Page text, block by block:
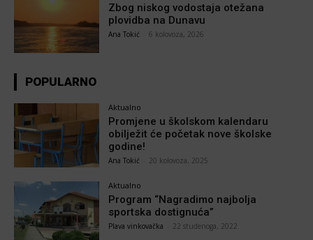
Zbog niskog vodostaja otežana
plovidba na Dunavu
Ana Tokić 6 kolovoza, 2026
POPULARNO
Aktualno
Promjene u školskom kalendaru
obilježit će početak nove školske
godine!
Ana Tokić 20 kolovoza, 2025
Aktualno
Program “Nagradimo najbolja
sportska dostignuća”
Plava vinkovačka 22 studenoga, 2022